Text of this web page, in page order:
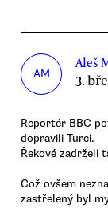
AM
Aleš
3.
Reportér BBC
dopravili Turci.
Řekové zadrželi
Což ovšem
zastřelený byl